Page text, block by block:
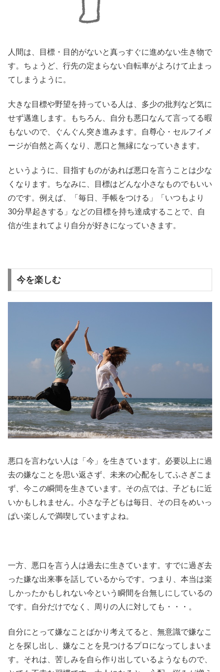
人間は、目標・目的がないと真っすぐに進めない生き物で
す。ちょうど、行先の定まらない自転車がよろけて止まっ
てしまうように。
大きな目標や野望を持っている人は、多少の批判など気に
せず邁進します。もちろん、自分も悪口なんて言ってる暇
もないので、ぐんぐん突き進みます。自尊心・セルフイメ
ージが自然と高くなり、悪口と無縁になっていきます。
というように、目指すものがあれば悪口を言うことは少な
くなります。ちなみに、目標はどんな小さなものでもいい
のです。例えば、「毎日、手帳をつける」「いつもより
30分早起きする」などの目標を持ち達成することで、自
信が生まれてより自分が好きになっていきます。
今を楽しむ
悪口を言わない人は「今」を生きています。必要以上に過
去の嫌なことを思い返さず、未来の心配をしてふさぎこま
ず、今この瞬間を生きています。その点では、子どもに近
いかもしれません。小さな子どもは毎日、その日をめいっ
ぱい楽しんで満喫していますよね。
一方、悪口を言う人は過去に生きています。すでに過ぎ去
った嫌な出来事を話しているからです。つまり、本当は楽
しかったかもしれない今という瞬間を台無しにしているの
です。自分だけでなく、周りの人に対しても・・・。
自分にとって嫌なことばかり考えてると、無意識で嫌なこ
とを探し出し、嫌なことを見つけるプロになってしまいま
す。それは、苦しみを自ら作り出しているようなもので、